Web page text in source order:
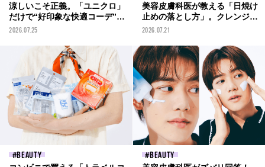
涼しいこそ正義。「ユニクロ」
だけで“好印象な快適コーデ”３
選を考えてみた！[UNIQLO ×
2026.07.25
美容皮膚科医が教える「日焼け
止めの落とし方」。クレンジン
グや洗顔料、シートの使い分け
徹底解説！
2026.07.21
BEAUTY
BEAUTY